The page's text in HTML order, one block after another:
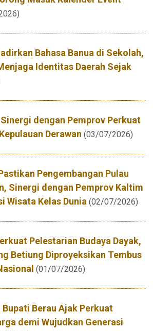
Bahasa Banua di Sekolah,
Identitas Daerah Sejak
dengan Pemprov Perkuat
Derawan (03/07/2026)
Pengembangan Pulau
Sinergi dengan Pemprov Kaltim
Wisata Kelas Dunia (02/07/2026)
Pelestarian Budaya Dayak,
Betiung Diproyeksikan Tembus
(01/07/2026)
Berau Ajak Perkuat
demi Wujudkan Generasi